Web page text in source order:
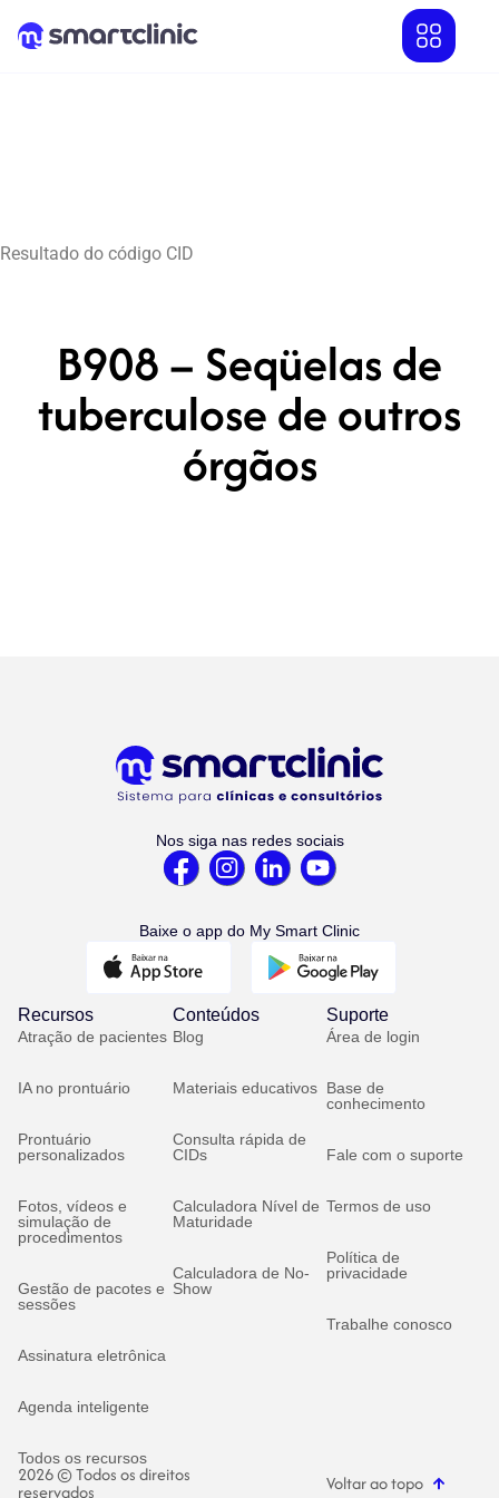
Resultado do código CID
B908 – Seqüelas de
tuberculose de outros
órgãos
Nos siga nas redes sociais
Baixe o app do My Smart Clinic
Recursos
Atração de pacientes
IA no prontuário
Prontuário
personalizados
Fotos, vídeos e
simulação de
procedimentos
Gestão de pacotes e
sessões
Assinatura eletrônica
Agenda inteligente
Todos os recursos
Conteúdos
Blog
Materiais educativos
Consulta rápida de
CIDs
Calculadora Nível de
Maturidade
Calculadora de No-
Show
Suporte
Área de login
Base de
conhecimento
Fale com o suporte
Termos de uso
Política de
privacidade
Trabalhe conosco
2026 © Todos os direitos
reservados Voltar ao topo